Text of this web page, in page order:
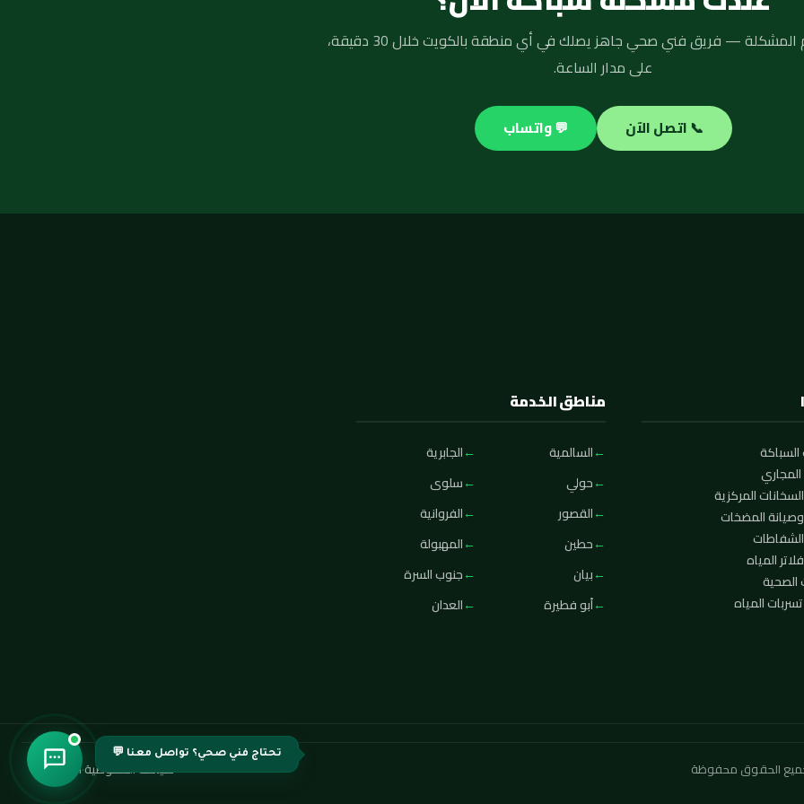
لا تنتظر تفاقم المشكلة — فريق فني صحي جاهز يصلك في أي منطقة بالكويت خلال 30 دقيقة،
على مدار الساعة.
📞 اتصل الآن 💬 واتساب
المركزية
المضخات
المياه
الصحية
المياه
مناطق الخدمة
السالمية
الجابرية
حولي
سلوى
القصور
الفروانية
حطين
المهبولة
بيان
جنوب السرة
أبو فطيرة
العدان
سياسة الخصوصية·اتصل بنا
تحتاج فني صحي؟ تواصل معنا 💬